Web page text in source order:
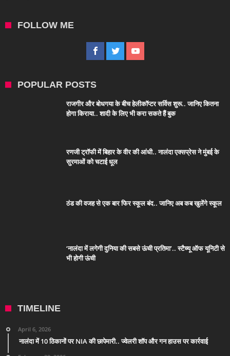
FOLLOW ME
POPULAR POSTS
राजगीर और बोधगया के बीच हेलीकॉप्टर सर्विस शुरू.. जानिए कितना
होगा किराया.. शादी के लिए भी करा सकते हैं बुक
रणजी ट्रॉफी में बिहार के वीर की आंधी.. नालंदा एक्सप्रेस ने मुंबई के
सुरमाओं को चटाई धूल
ठंड की वजह से एक बार फिर स्कूल बंद.. जानिए अब कब खुलेंगे स्कूल
‘नालंदा में लगेगी दुनिया की सबसे ऊंची प्रतिमा’.. स्टैच्यू ऑफ यूनिटी से
भी होगी ऊंची
TIMELINE
April 6, 2026
नालंदा में 10 ठिकानों पर NIA की छापेमारी.. ज्वेलरी शॉप और गन हाउस पर कार्रवाई